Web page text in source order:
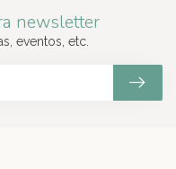
newsletter
eventos, etc.